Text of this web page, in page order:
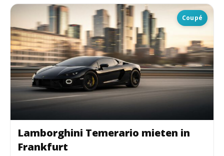
Coupé
Lamborghini Temerario mieten in
Frankfurt